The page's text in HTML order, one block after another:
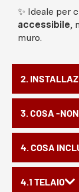
2.
3. COSA -
4. COSA
4.1 TELAIO
✨ Ideale per
accessibile,
muro.